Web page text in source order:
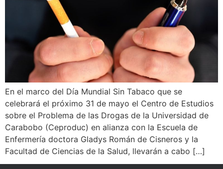
En el marco del Día Mundial Sin Tabaco que se
celebrará el próximo 31 de mayo el Centro de Estudios
sobre el Problema de las Drogas de la Universidad de
Carabobo (Ceproduc) en alianza con la Escuela de
Enfermería doctora Gladys Román de Cisneros y la
Facultad de Ciencias de la Salud, llevarán a cabo […]